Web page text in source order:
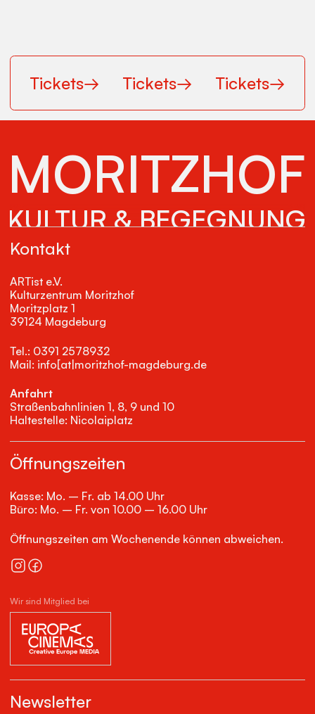
Tickets→ Tickets→ Tickets→
Kontakt
ARTist e.V.
Kulturzentrum Moritzhof
Moritzplatz 1
39124 Magdeburg
Tel.: 0391 2578932
Mail: info[at|moritzhof-magdeburg.de
Anfahrt
Straßenbahnlinien 1, 8, 9 und 10
Haltestelle: Nicolaiplatz
Öffnungszeiten
Kasse: Mo. – Fr. ab 14.00 Uhr
Büro: Mo. – Fr. von 10.00 – 16.00 Uhr
Öffnungszeiten am Wochenende können abweichen.
Wir sind Mitglied bei
Newsletter
MORITZHOF
KULTUR & BEGEGNUNG